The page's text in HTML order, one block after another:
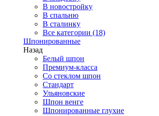
В новостройку
В спальню
В сталинку
Все категории (18)
Шпонированные
Назад
Белый шпон
Премиум-класса
Со стеклом шпон
Стандарт
Ульяновские
Шпон венге
Шпонированные глухие